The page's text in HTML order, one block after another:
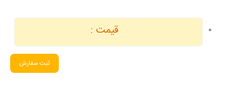
قیمت :
ثبت سفارش